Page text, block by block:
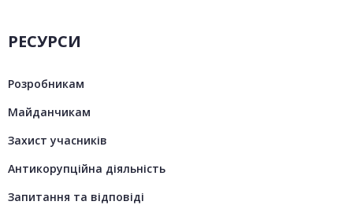
РЕСУРСИ
Розробникам
Майданчикам
Захист учасників
Антикорупційна діяльність
Запитання та відповіді